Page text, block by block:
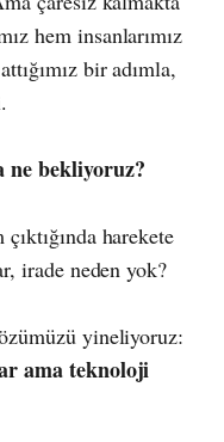
hem insanlarımız
bir adımla,
ne bekliyoruz?
harekete
irade neden yok?
yineliyoruz:
ama teknoloji